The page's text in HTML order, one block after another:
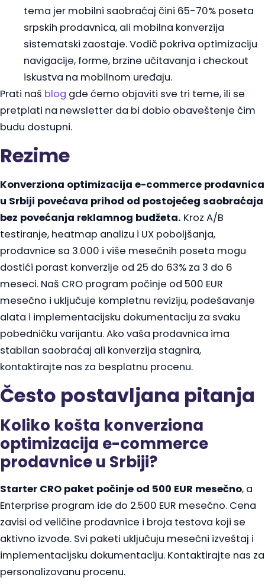
tema jer mobilni saobraćaj čini 65-70% poseta
srpskih prodavnica, ali mobilna konverzija
sistematski zaostaje. Vodič pokriva optimizaciju
navigacije, forme, brzine učitavanja i checkout
iskustva na mobilnom uređaju.
Prati naš blog gde ćemo objaviti sve tri teme, ili se
pretplati na newsletter da bi dobio obaveštenje čim
budu dostupni.
Rezime
Konverziona optimizacija e-commerce prodavnica
u Srbiji povećava prihod od postojećeg saobraćaja
bez povećanja reklamnog budžeta. Kroz A/B
testiranje, heatmap analizu i UX poboljšanja,
prodavnice sa 3.000 i više mesečnih poseta mogu
dostići porast konverzije od 25 do 63% za 3 do 6
meseci. Naš CRO program počinje od 500 EUR
mesečno i uključuje kompletnu reviziju, podešavanje
alata i implementacijsku dokumentaciju za svaku
pobedničku varijantu. Ako vaša prodavnica ima
stabilan saobraćaj ali konverzija stagnira,
kontaktirajte nas za besplatnu procenu.
Često postavljana pitanja
Koliko košta konverziona
optimizacija e-commerce
prodavnice u Srbiji?
Starter CRO paket počinje od 500 EUR mesečno, a
Enterprise program ide do 2.500 EUR mesečno. Cena
zavisi od veličine prodavnice i broja testova koji se
aktivno izvode. Svi paketi uključuju mesečni izveštaj i
implementacijsku dokumentaciju. Kontaktirajte nas za
personalizovanu procenu.